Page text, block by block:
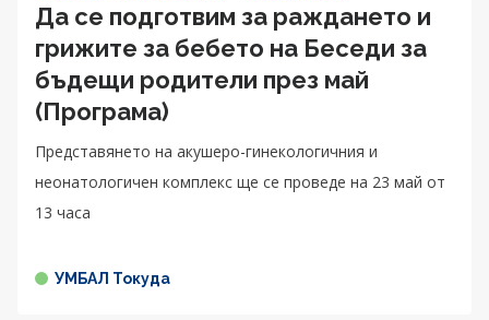
Да се подготвим за раждането и
грижите за бебето на Беседи за
бъдещи родители през май
(Програма)
Представянето на акушеро-гинекологичния и
неонатологичен комплекс ще се проведе на 23 май от
13 часа
УМБАЛ Токуда